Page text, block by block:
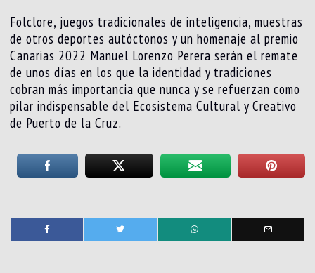
Folclore, juegos tradicionales de inteligencia, muestras
de otros deportes autóctonos y un homenaje al premio
Canarias 2022 Manuel Lorenzo Perera serán el remate
de unos días en los que la identidad y tradiciones
cobran más importancia que nunca y se refuerzan como
pilar indispensable del Ecosistema Cultural y Creativo
de Puerto de la Cruz.